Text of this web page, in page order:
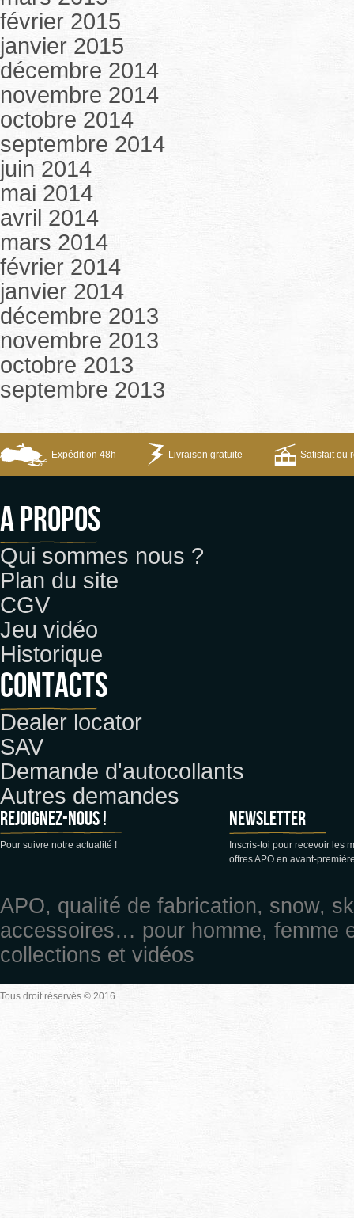
février 2015
janvier 2015
décembre 2014
novembre 2014
octobre 2014
septembre 2014
juin 2014
mai 2014
avril 2014
mars 2014
février 2014
janvier 2014
décembre 2013
novembre 2013
octobre 2013
septembre 2013
Expédition 48h Livraison gratuite Satisfait ou
A propos
Qui sommes nous ?
Plan du site
CGV
Jeu vidéo
Historique
CONTACTS
Dealer locator
SAV
Demande d'autocollants
Autres demandes
Rejoignez-nous !
Pour suivre notre actualité !
Newsletter
Inscris-toi pour recevoir les
offres APO en avant-
APO, qualité de fabrication, snow,
accessoires… pour homme, femme
collections et vidéos
Tous droit réservés © 2016